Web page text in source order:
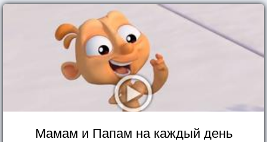
Мамам и Папам на каждый день